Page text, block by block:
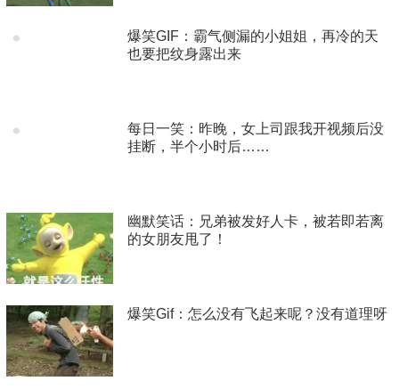
爆笑GIF：霸气侧漏的小姐姐，再冷的天
也要把纹身露出来
每日一笑：昨晚，女上司跟我开视频后没
挂断，半个小时后……
幽默笑话：兄弟被发好人卡，被若即若离
的女朋友甩了！
爆笑Gif：怎么没有飞起来呢？没有道理呀